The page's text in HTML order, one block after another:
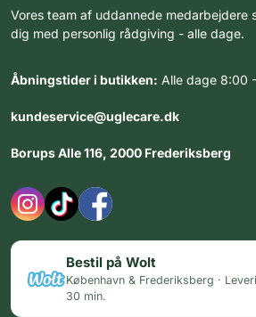
Vores team af uddannede
dig med personlig rådgiving - alle dage.
Åbningstider i butikken: Alle dage 8:00
kundeservice@uglecare.dk
Borups Alle 116, 2000 Frederiksberg
Bestil på Wolt
København & Frederiksberg ·
30 min.